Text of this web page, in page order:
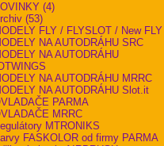
(4)
(53)
FLY / FLYSLOT / New FLY
NA AUTODRÁHU SRC
NA AUTODRÁHU
NA AUTODRÁHU MRRC
NA AUTODRÁHU Slot.it
PARMA
MRRC
MTRONIKS
FASKOLOR od firmy PARMA